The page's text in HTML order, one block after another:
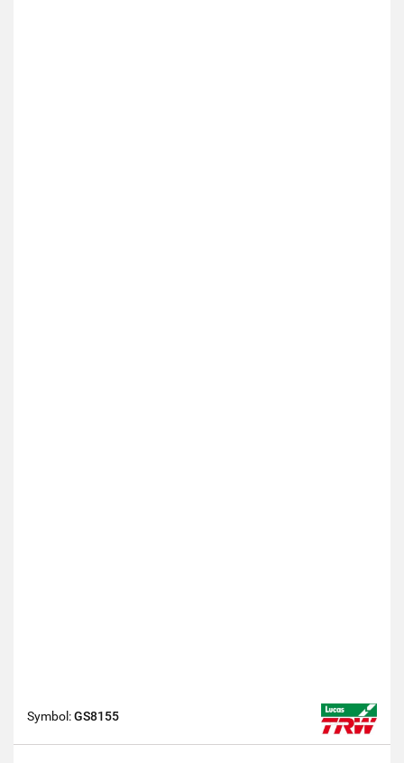
Symbol:GS8155